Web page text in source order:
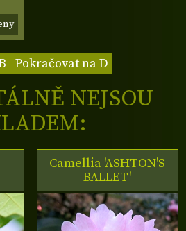
Pokračovat na D
NEJSOU
Camellia 'ASHTON'S
BALLET'